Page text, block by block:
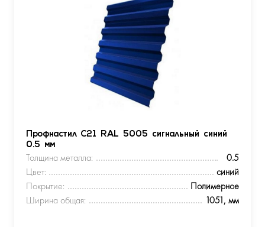
Профнастил С21 RAL 5005 сигнальный синий
0.5 мм
Толщина металла:
0.5
Цвет:
синий
Покрытие:
Полимерное
Ширина общая:
1051, мм